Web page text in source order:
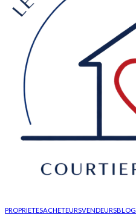
PROPRIETESACHETEURSVENDEURSBLOG